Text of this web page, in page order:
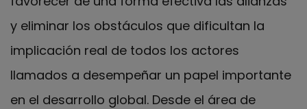
y eliminar los obstáculos que dificultan la
implicación real de todos los actores
llamados a desempeñar un papel importante
en el desarrollo global. Desde el área de